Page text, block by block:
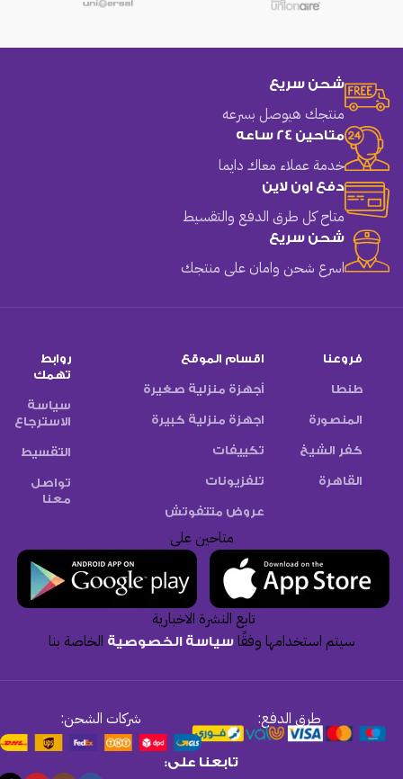
شحن سريع
منتجك هيوصل بسرعه
متاحين 24 ساعه
خدمة عملاء معاك دايما
دفع اون لاين
متاح كل طرق الدفع والتقسيط
شحن سريع
اسرع شحن وامان على منتجك
فروعنا
طنطا
المنصورة
كفر الشيخ
القاهرة
اقسام الموقع
أجهزة منزلية صغيرة
اجهزة منزلية كبيرة
تكييفات
تلفزيونات
عروض متتفوتش
روابط
تهمك
سياسة
الاسترجاع
التقسيط
تواصل
معنا
متاحين على
تابع النشرة الاخبارية
سيتم استخدامها وفقًاسياسة الخصوصية الخاصة بنا
طرق الدفع: شركات الشحن:
تابعنا على: